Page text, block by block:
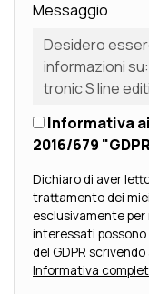
Messaggio
Informativa
2016/679
Dichiaro di aver letto
trattamento dei
esclusivamente
interessati
del GDPR
Informativa